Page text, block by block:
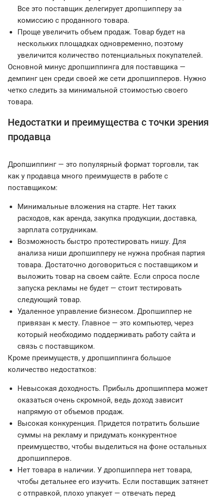
Все это поставщик делегирует дропшипперу за
комиссию с проданного товара.
Проще увеличить объем продаж. Товар будет на
нескольких площадках одновременно, поэтому
увеличится количество потенциальных покупателей.
Основной минус дропшиппинга для поставщика —
демпинг цен среди своей же сети дропшипперов. Нужно
четко следить за минимальной стоимостью своего
товара.
Недостатки и преимущества с точки зрения
продавца
Дропшиппинг — это популярный формат торговли, так
как у продавца много преимуществ в работе с
поставщиком:
Минимальные вложения на старте. Нет таких
расходов, как аренда, закупка продукции, доставка,
зарплата сотрудникам.
Возможность быстро протестировать нишу. Для
анализа ниши дропшипперу не нужна пробная партия
товара. Достаточно договориться с поставщиком и
выложить товар на своем сайте. Если спроса после
запуска рекламы не будет — стоит тестировать
следующий товар.
Удаленное управление бизнесом. Дропшиппер не
привязан к месту. Главное — это компьютер, через
который необходимо поддерживать работу сайта и
связь с поставщиком.
Кроме преимуществ, у дропшиппинга большое
количество недостатков:
Невысокая доходность. Прибыль дропшиппера может
оказаться очень скромной, ведь доход зависит
напрямую от объемов продаж.
Высокая конкуренция. Придется потратить большие
суммы на рекламу и придумать конкурентное
преимущество, чтобы выделиться на фоне остальных
дропшипперов.
Нет товара в наличии. У дропшиппера нет товара,
чтобы детальнее его изучить. Если поставщик затянет
с отправкой, плохо упакует — отвечать перед